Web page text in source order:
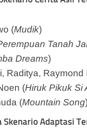
(Mudik)
Tanah
Dreams)
Raditya,
(Hiruk Pikuk Si
(Mountain Song)
Skenario Adaptasi